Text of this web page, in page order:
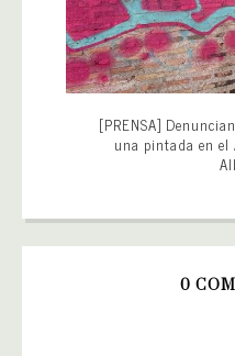
[PRENSA]
una pintada en el
0